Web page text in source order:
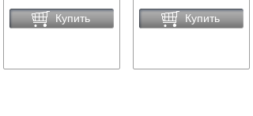
Купить Купить